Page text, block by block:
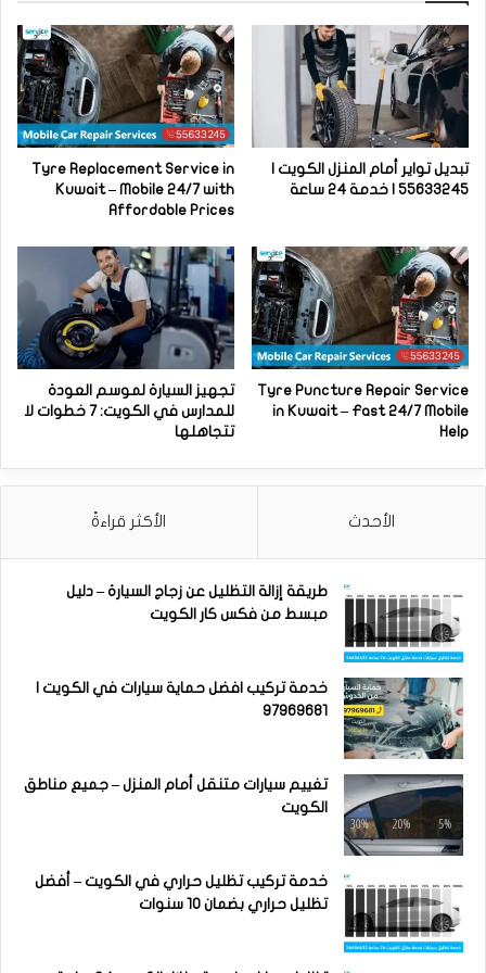
تبديل تواير أمام المنزل الكويت |
55633245 | خدمة 24 ساعة
Tyre Replacement Service in
Kuwait – Mobile 24/7 with
Affordable Prices
Tyre Puncture Repair Service
in Kuwait – Fast 24/7 Mobile
Help
تجهيز السيارة لموسم العودة
للمدارس في الكويت: 7 خطوات لا
تتجاهلها
الأحدث الأكثر قراءةً
طريقة إزالة التظليل عن زجاج السيارة – دليل
مبسط من فكس كار الكويت
خدمة تركيب افضل حماية سيارات في الكويت |
97969681
تغييم سيارات متنقل أمام المنزل – جميع مناطق
الكويت
خدمة تركيب تظليل حراري في الكويت – أفضل
تظليل حراري بضمان 10 سنوات